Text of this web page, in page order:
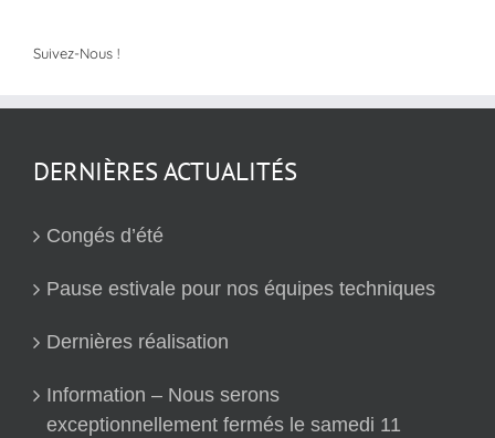
Suivez-Nous !
DERNIÈRES ACTUALITÉS
Congés d’été
Pause estivale pour nos équipes techniques
Dernières réalisation
Information – Nous serons
exceptionnellement fermés le samedi 11